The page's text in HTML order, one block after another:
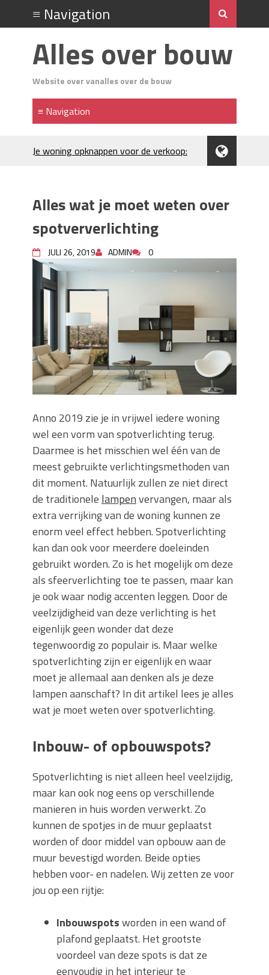
Alles over bouw
Website over vanalles over de bouw
Je woning opknappen voor de verkoop:
evenementen
H₂S in Rotterdamse woonwijken:
metingen, geurneutralisatie en
resultaten
Kunststof erfafscheiding: duurzame
keuze voor iedere tuin
Wat is een sleuvenzaagmachine en
wanneer gebruik je hem?
Wonen in balans en comfort
Wanneer is het slim om een
graafmachine te huren in plaats van te
kopen?
Buitenleven, de tuin en een hangmat
kopen
Verbouwen? Sla je inboedel tijdelijk op!
Waar let je op bij het kiezen van een
dakdekkersbedrijf?
Alles wat je moet weten over
spotververlichting
JULI 26, 2019 ADMIN 0
Anno 2019 zie je in vrijwel iedere woning
wel een vorm van spotverlichting terug.
Daarmee is het misschien wel één van de
meest gebruikte verlichtingsmethoden van
dit moment. Natuurlijk zullen ze niet direct
de traditionele lampenvervangen, maar als
extra verrijking van de woning kunnen ze
enorm veel effect hebben. Spotverlichting
kan dan ook voor meerdere doeleinden
gebruikt worden. Zo is het mogelijk om deze
als sfeerverlichting toe te passen, maar kan
je ook waar nodig accenten leggen. Door de
veelzijdigheid van deze verlichting is het
eigenlijk geen wonder dat deze
tegenwoordig zo populair is. Maar welke
spotverlichting zijn er eigenlijk en waar
moet je allemaal aan denken als je deze
lampen aanschaft? In dit artikel lees je alles
wat je moet weten over spotverlichting.
Inbouw- of opbouwspots?
Spotverlichting is niet alleen heel veelzijdig,
maar kan ook nog eens op verschillende
manieren in huis worden verwerkt. Zo
kunnen de spotjes in de muur geplaatst
worden of door middel van opbouw aan de
muur bevestigd worden. Beide opties
hebben voor- en nadelen. Wij zetten ze voor
jou op een rijtje:
Inbouwspotsworden in een wand of
plafond geplaatst. Het grootste
voordeel van deze spots is dat ze
eenvoudig in het interieur te